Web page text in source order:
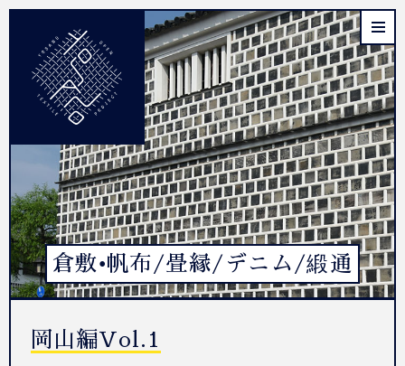
倉敷•帆布/畳縁/デニム/緞通
岡山編Vol.1